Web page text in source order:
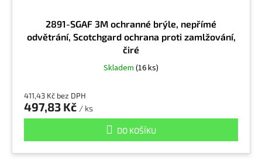
2891-SGAF 3M ochranné brýle, nepřímé
odvětrání, Scotchgard ochrana proti zamlžování,
čiré
Skladem (16 ks)
411,43 Kč bez DPH
497,83 Kč / ks
DO KOŠÍKU